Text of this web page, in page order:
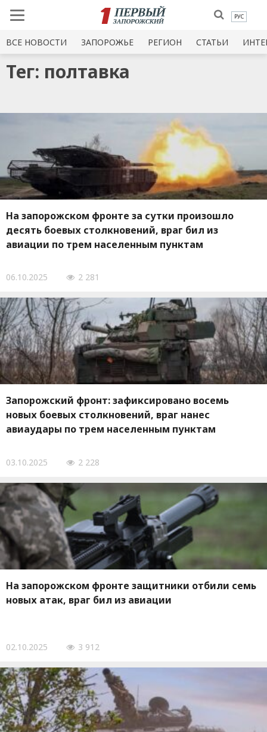
РУС
ВСЕ НОВОСТИ ЗАПОРОЖЬЕ РЕГИОН СТАТЬИ
Тег: полтавка
На запорожском фронте за сутки произошло
десять боевых столкновений, враг бил из
авиации по трем населенным пунктам
06.10.2025 2 281
Запорожский фронт: зафиксировано восемь
новых боевых столкновений, враг нанес
авиаудары по трем населенным пунктам
03.10.2025 2 228
На запорожском фронте защитники отбили семь
новых атак, враг бил из авиации
02.10.2025 3 912